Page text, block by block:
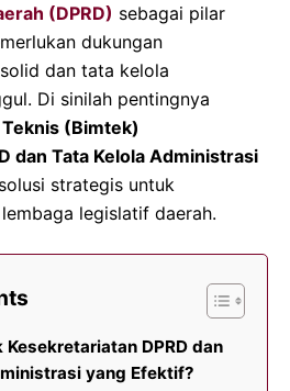
(DPRD) sebagai pilar
dukungan
dan tata kelola
Di sinilah pentingnya
(Bimtek)
dan Tata Kelola Administrasi
strategis untuk
legislatif daerah.
DPRD dan
yang Efektif?